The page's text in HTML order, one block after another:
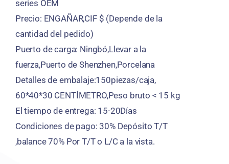
series OEM
Precio: ENGAÑAR,CIF $ (Depende de la
cantidad del pedido)
Puerto de carga: Ningbó,Llevar a la
fuerza,Puerto de Shenzhen,Porcelana
Detalles de embalaje:150piezas/caja,
60*40*30 CENTÍMETRO,Peso bruto < 15 kg
El tiempo de entrega: 15-20Días
Condiciones de pago: 30% Depósito T/T
,balance 70% Por T/T o L/C a la vista.